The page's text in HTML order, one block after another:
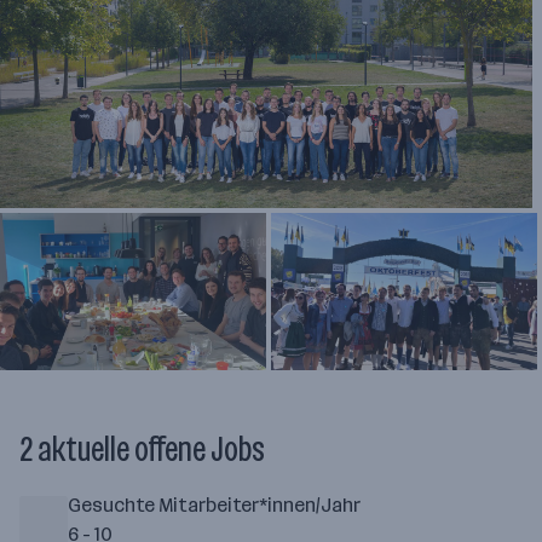
2 aktuelle offene Jobs
Gesuchte Mitarbeiter*innen/Jahr
6 - 10